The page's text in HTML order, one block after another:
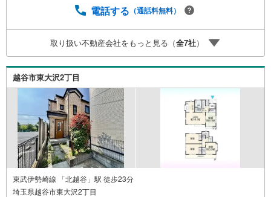
「見え方」などもしっかり確認できます・リモート相談は
ャルプランナーと1対1で・バーチャル背景でプライバシー
も安心・忙しいパートナーに変わって予め確認も・別々の
場所から家族みんなで参加もできます・お気軽にご相談下
さい～営業時間～9:30～18:30こちらのお時間でしたらお電
話でのお問合せがスムーズですお気軽にお問合せください
電話する （通話料無料）
取り扱い不動産会社をもっと見る（全7社）
越谷市東大沢2丁目
東武伊勢崎線 「北越谷」駅 徒歩23分
埼玉県越谷市東大沢2丁目